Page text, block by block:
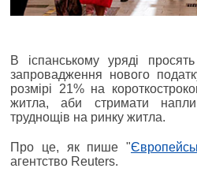
В іспанському уряді
запровадження нового
розмірі 21% на
житла, аби стримати
труднощів на ринку житла.
Про це, як пише "
агентство Reuters.